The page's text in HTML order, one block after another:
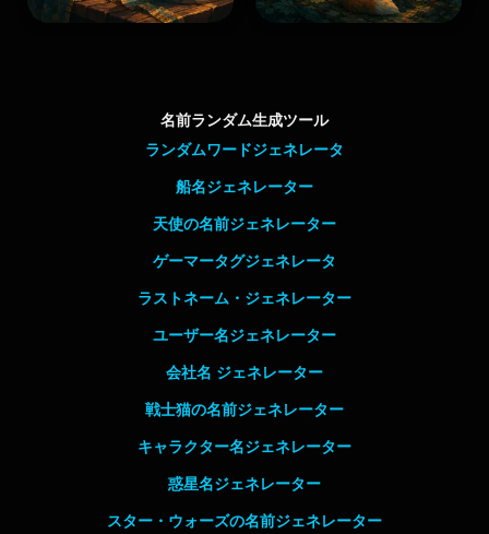
名前ランダム生成ツール
ランダムワードジェネレータ
船名ジェネレーター
天使の名前ジェネレーター
ゲーマータグジェネレータ
ラストネーム・ジェネレーター
ユーザー名ジェネレーター
会社名 ジェネレーター
戦士猫の名前ジェネレーター
キャラクター名ジェネレーター
惑星名ジェネレーター
スター・ウォーズの名前ジェネレーター